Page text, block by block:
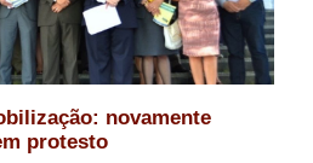
novamente
protesto